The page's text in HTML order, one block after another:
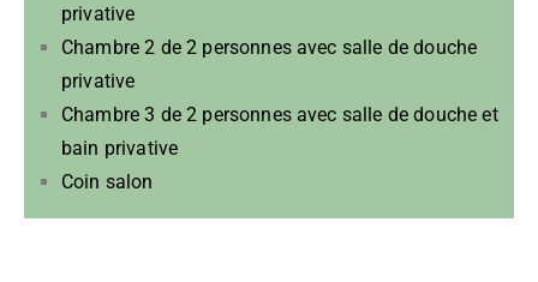
privative
Chambre 2 de 2 personnes avec salle de douche
privative
Chambre 3 de 2 personnes avec salle de douche et
bain privative
Coin salon